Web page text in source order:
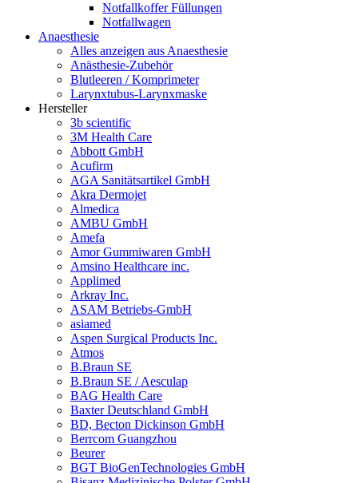
Notfallkoffer Füllungen
Notfallwagen
Anaesthesie
Alles anzeigen aus Anaesthesie
Anästhesie-Zubehör
Blutleeren / Komprimeter
Larynxtubus-Larynxmaske
Hersteller
3b scientific
3M Health Care
Abbott GmbH
Acufirm
AGA Sanitätsartikel GmbH
Akra Dermojet
Almedica
AMBU GmbH
Amefa
Amor Gummiwaren GmbH
Amsino Healthcare inc.
Applimed
Arkray Inc.
ASAM Betriebs-GmbH
asiamed
Aspen Surgical Products Inc.
Atmos
B.Braun SE
B.Braun SE / Aesculap
BAG Health Care
Baxter Deutschland GmbH
BD, Becton Dickinson GmbH
Berrcom Guangzhou
Beurer
BGT BioGenTechnologies GmbH